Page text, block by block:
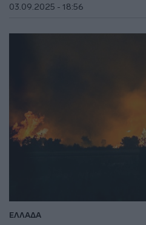
03.09.2025 - 18:56
ΕΛΛΑΔΑ